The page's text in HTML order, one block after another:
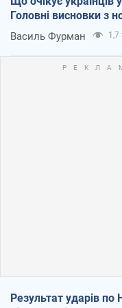
Головні висновки з
Василь Фурман 1,7
Результат ударів по